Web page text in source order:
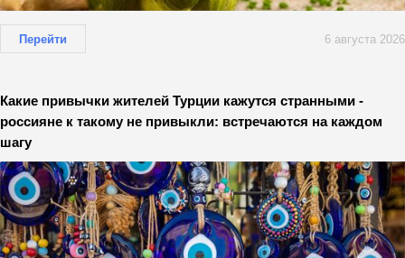
Перейти 6 августа 2026
Какие привычки жителей Турции кажутся странными -
россияне к такому не привыкли: встречаются на каждом
шагу